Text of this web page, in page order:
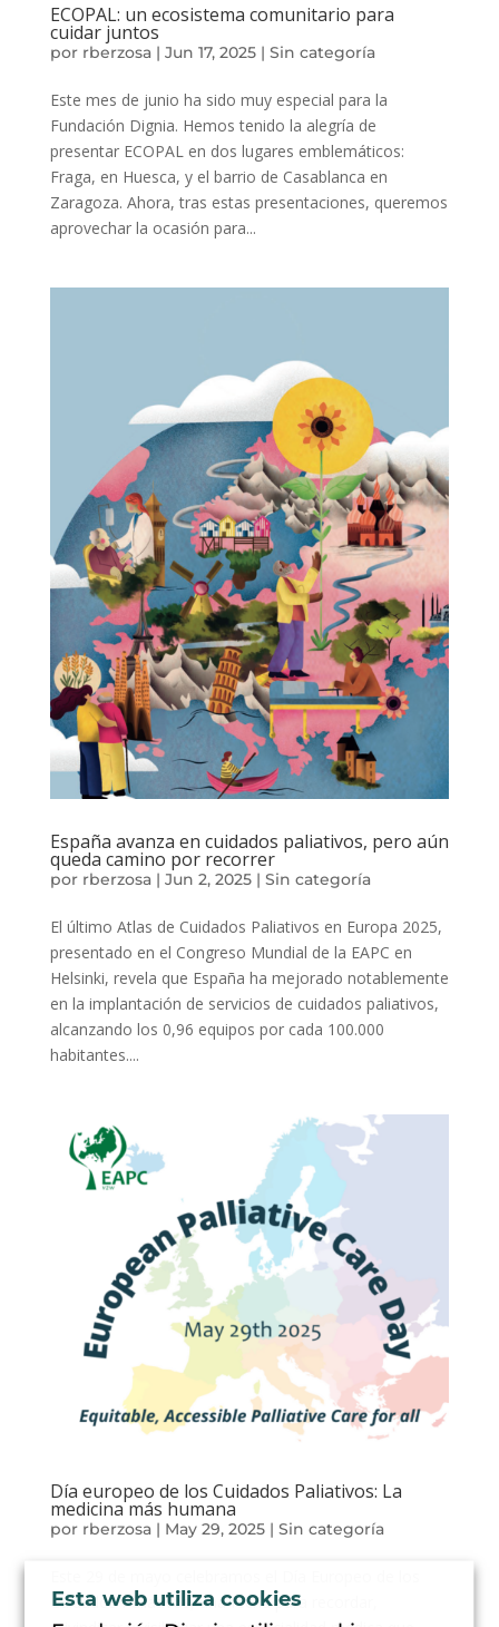
ECOPAL: un ecosistema comunitario para
cuidar juntos
por rberzosa| Jun 17, 2025| Sin categoría
Este mes de junio ha sido muy especial para la
Fundación Dignia. Hemos tenido la alegría de
presentar ECOPAL en dos lugares emblemáticos:
Fraga, en Huesca, y el barrio de Casablanca en
Zaragoza. Ahora, tras estas presentaciones, queremos
aprovechar la ocasión para...
España avanza en cuidados paliativos, pero aún
queda camino por recorrer
por rberzosa| Jun 2, 2025| Sin categoría
El último Atlas de Cuidados Paliativos en Europa 2025,
presentado en el Congreso Mundial de la EAPC en
Helsinki, revela que España ha mejorado notablemente
en la implantación de servicios de cuidados paliativos,
alcanzando los 0,96 equipos por cada 100.000
habitantes....
Día europeo de los Cuidados Paliativos: La
medicina más humana
por rberzosa| May 29, 2025| Sin categoría
Cuidados Paliativos, una fecha para recordar,
Esta web utiliza cookies